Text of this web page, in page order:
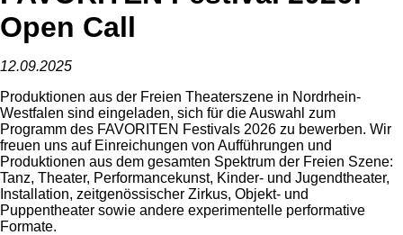
Open Call
12.09.2025
Produktionen aus der Freien Theaterszene in Nordrhein-
Westfalen sind eingeladen, sich für die Auswahl zum
Programm des FAVORITEN Festivals 2026 zu bewerben. Wir
freuen uns auf Einreichungen von Aufführungen und
Produktionen aus dem gesamten Spektrum der Freien Szene:
Tanz, Theater, Performancekunst, Kinder- und Jugendtheater,
Installation, zeitgenössischer Zirkus, Objekt- und
Puppentheater sowie andere experimentelle performative
Formate.